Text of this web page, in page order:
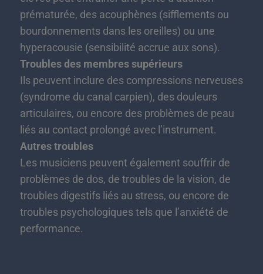
prématurée, des acouphènes (sifflements ou
bourdonnements dans les oreilles) ou une
hyperacousie (sensibilité accrue aux sons).
Troubles des membres supérieurs
Ils peuvent inclure des compressions nerveuses
(syndrome du canal carpien), des douleurs
articulaires, ou encore des problèmes de peau
liés au contact prolongé avec l’instrument.
Autres troubles
Les musiciens peuvent également souffrir de
problèmes de dos, de troubles de la vision, de
troubles digestifs liés au stress, ou encore de
troubles psychologiques tels que l’anxiété de
performance.